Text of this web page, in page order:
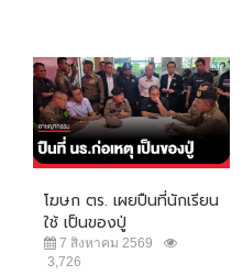
โฆษก ตร. เผยปืนที่นักเรียน
ใช้ เป็นของปู่
7 สิงหาคม 2569
3,726